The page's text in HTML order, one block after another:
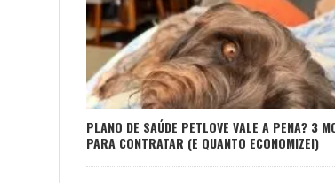
PLANO DE SAÚDE PETLOVE VALE A PENA? 3
PARA CONTRATAR (E QUANTO ECONOMIZEI)